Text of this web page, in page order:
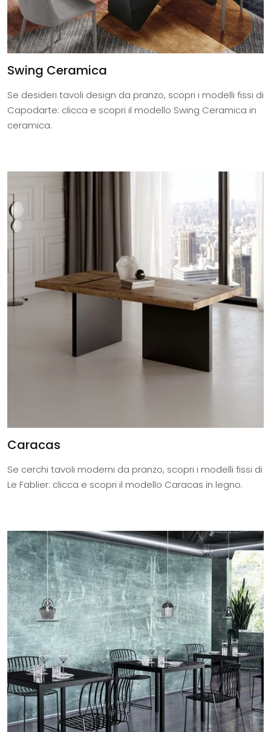
Swing Ceramica
Se desideri tavoli design da pranzo, scopri i modelli fissi di
Capodarte: clicca e scopri il modello Swing Ceramica in
ceramica.
Caracas
Se cerchi tavoli moderni da pranzo, scopri i modelli fissi di
Le Fablier: clicca e scopri il modello Caracas in legno.